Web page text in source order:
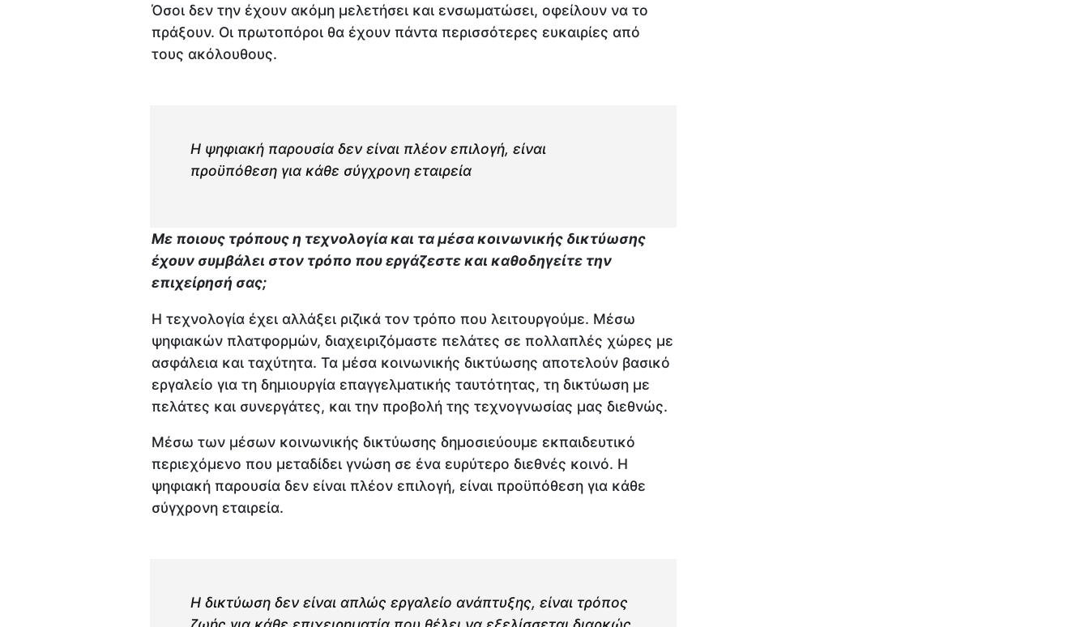
Όσοι δεν την έχουν ακόμη μελετήσει και ενσωματώσει, οφείλουν να το
πράξουν. Οι πρωτοπόροι θα έχουν πάντα περισσότερες ευκαιρίες από
τους ακόλουθους.
Η ψηφιακή παρουσία δεν είναι πλέον επιλογή, είναι
προϋπόθεση για κάθε σύγχρονη εταιρεία
Με ποιους τρόπους η τεχνολογία και τα μέσα κοινωνικής δικτύωσης
έχουν συμβάλει στον τρόπο που εργάζεστε και καθοδηγείτε την
επιχείρησή σας;
Η τεχνολογία έχει αλλάξει ριζικά τον τρόπο που λειτουργούμε. Μέσω
ψηφιακών πλατφορμών, διαχειριζόμαστε πελάτες σε πολλαπλές χώρες με
ασφάλεια και ταχύτητα. Τα μέσα κοινωνικής δικτύωσης αποτελούν βασικό
εργαλείο για τη δημιουργία επαγγελματικής ταυτότητας, τη δικτύωση με
πελάτες και συνεργάτες, και την προβολή της τεχνογνωσίας μας διεθνώς.
Μέσω των μέσων κοινωνικής δικτύωσης δημοσιεύουμε εκπαιδευτικό
περιεχόμενο που μεταδίδει γνώση σε ένα ευρύτερο διεθνές κοινό. Η
ψηφιακή παρουσία δεν είναι πλέον επιλογή, είναι προϋπόθεση για κάθε
σύγχρονη εταιρεία.
Η δικτύωση δεν είναι απλώς εργαλείο ανάπτυξης, είναι τρόπος